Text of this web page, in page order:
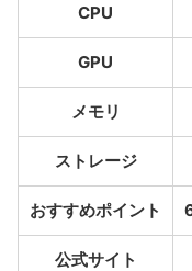
CPU
GPU
メモリ
ストレージ
おすすめポイント
公式サイト